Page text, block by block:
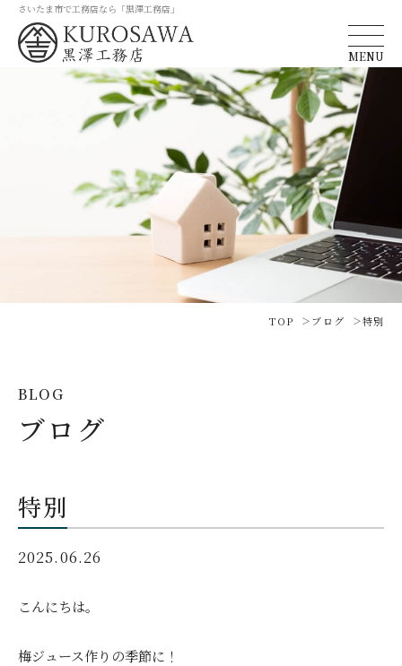
さいたま市で工務店なら「黒澤工務店」
MENU
TOP ブログ 特別
BLOG
ブログ
特別
2025.06.26
こんにちは。
梅ジュース作りの季節に！